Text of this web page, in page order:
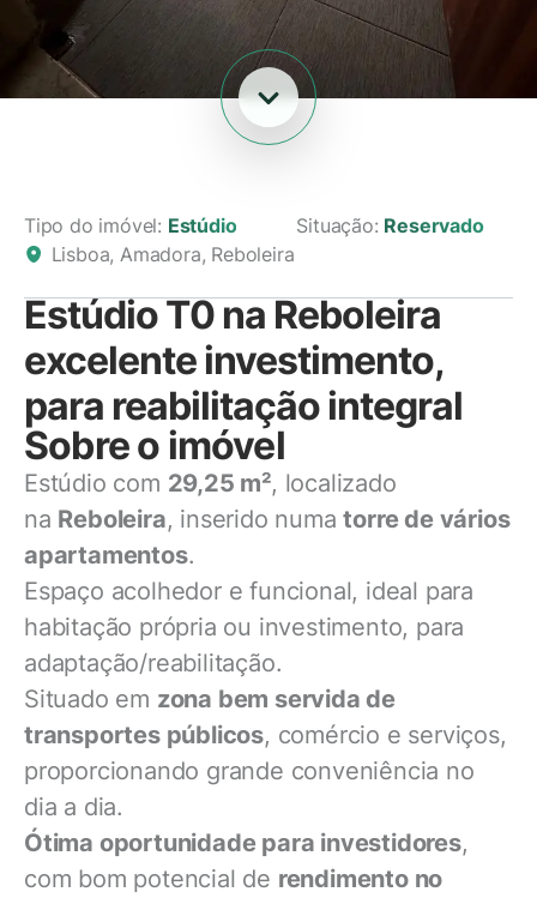
Tipo do imóvel: Estúdio Situação: Reservado
Lisboa, Amadora, Reboleira
Estúdio T0 na Reboleira
excelente investimento,
para reabilitação integral
Sobre o imóvel
Estúdio com 29,25 m², localizado
na Reboleira, inserido numatorre de vários
apartamentos.
Espaço acolhedor e funcional, ideal para
habitação própria ou investimento, para
adaptação/reabilitação.
Situado em zona bem servida de
transportes públicos, comércio e serviços,
proporcionando grande conveniência no
dia a dia.
Ótima oportunidade para investidores,
com bom potencial de rendimento no